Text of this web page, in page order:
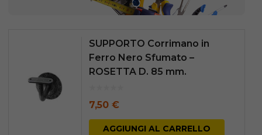
SUPPORTO Corrimano in
Ferro Nero Sfumato –
ROSETTA D. 85 mm.
7,50 €
AGGIUNGI AL CARRELLO